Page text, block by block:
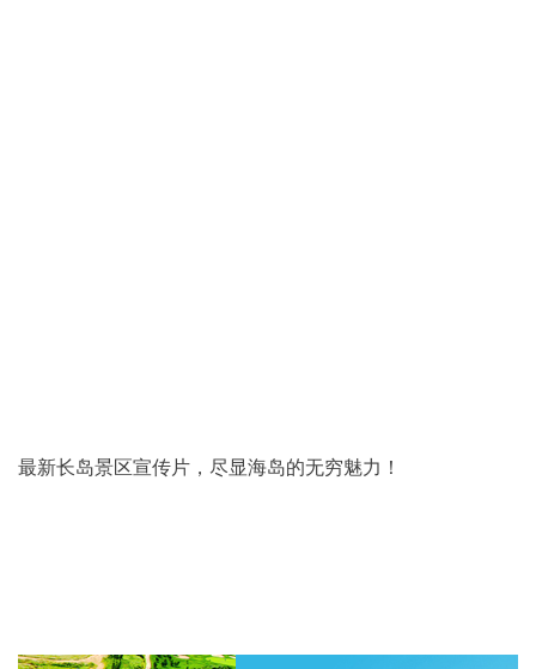
最新长岛景区宣传片，尽显海岛的无穷魅力！